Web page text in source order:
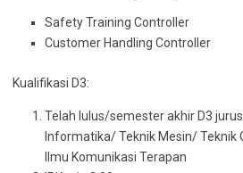
Safety Training Controller
Customer Handling Controller
Kualifikasi D3:
Telah lulus/semester akhir D3
Informatika/ Teknik Mesin/
Ilmu Komunikasi Terapan